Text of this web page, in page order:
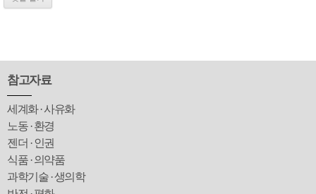
참고자료
세계화 · 사유화
노동 · 환경
젠더 · 인권
식품 · 의약품
과학기술 · 생의학